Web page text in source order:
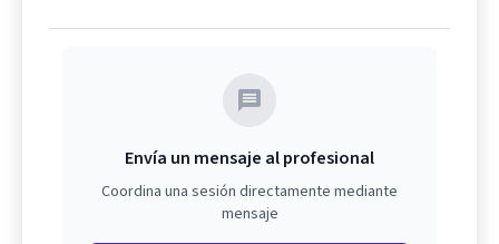
Envía un mensaje al profesional
Coordina una sesión directamente mediante
mensaje